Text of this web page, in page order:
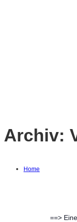
Archiv:
Home
==>